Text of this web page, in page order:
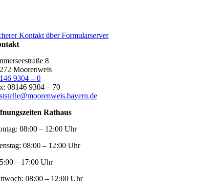
Kontakt über Formularserver
8
Moorenweis
9304 – 0
08146 9304 – 70
Rathaus
08:00 – 12:00 Uhr
08:00 – 12:00 Uhr
– 17:00 Uhr
08:00 – 12:00 Uhr